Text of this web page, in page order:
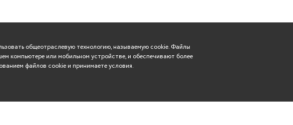
общеотраслевую технологию, называемую cookie. Файлы
компьютере или мобильном устройстве, и обеспечивают более
файлов cookie и принимаете условия.